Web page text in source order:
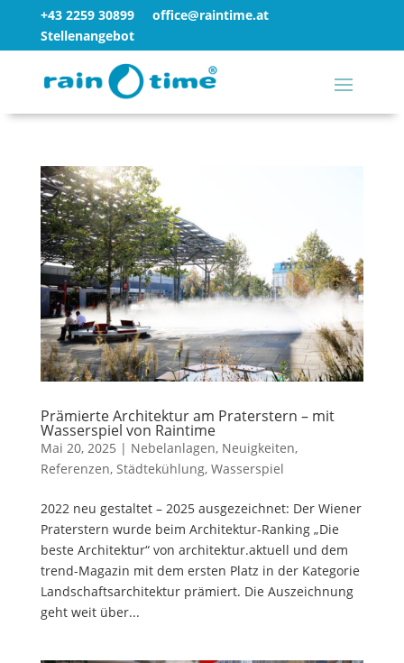
+43 2259 30899
office@raintime.at
Stellenangebot
Prämierte Architektur am Praterstern – mit
Wasserspiel von Raintime
Mai 20, 2025 | Nebelanlagen, Neuigkeiten,
Referenzen, Städtekühlung, Wasserspiel
2022 neu gestaltet – 2025 ausgezeichnet: Der Wiener
Praterstern wurde beim Architektur-Ranking „Die
beste Architektur“ von architektur.aktuell und dem
trend-Magazin mit dem ersten Platz in der Kategorie
Landschaftsarchitektur prämiert. Die Auszeichnung
geht weit über...